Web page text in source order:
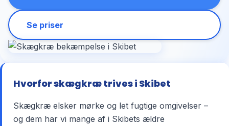
Se priser
Hvorfor skægkræ trives i Skibet
Skægkræ elsker mørke og let fugtige omgivelser –
og dem har vi mange af i Skibets ældre